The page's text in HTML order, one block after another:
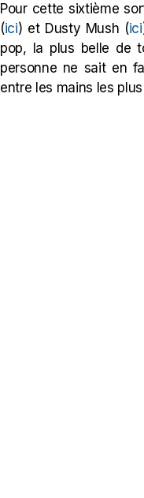
Pour cette sixtième
(ici) et Dusty Mush (ici
pop, la plus belle de
personne ne sait en
entre les mains les